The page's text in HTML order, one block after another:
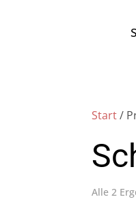
Start/
Alle 2